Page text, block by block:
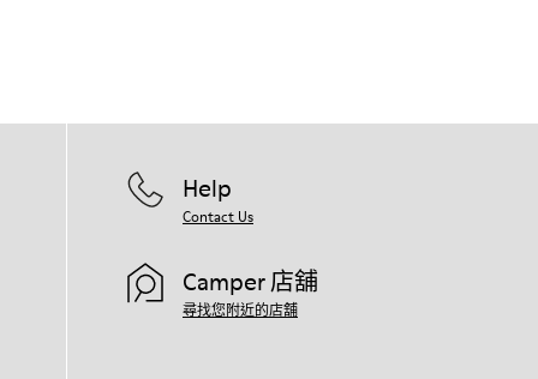
Help
Contact Us
Camper 店舖
尋找您附近的店舖